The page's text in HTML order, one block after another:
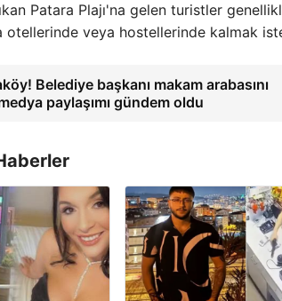
Patara Plajı'na gelen turistler
otellerinde veya hostellerinde kalmak
Belediye başkanı makam arabasını
paylaşımı gündem oldu